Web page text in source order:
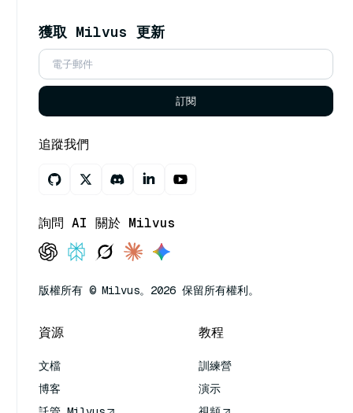
獲取 Milvus 更新
訂閱
追蹤我們
詢問 AI 關於 Milvus
版權所有 © Milvus。2026 保留所有權利。
資源
文檔
博客
教程
訓練營
演示